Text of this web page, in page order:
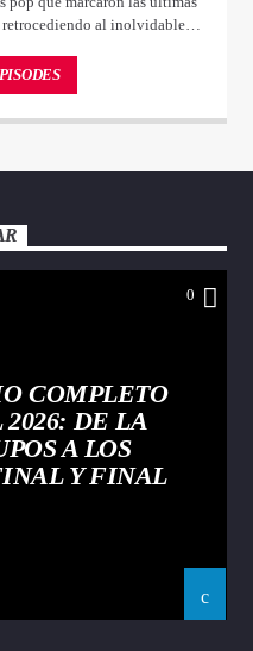
retrocediendo al inolvidable
0
COMPLETO
DE LA
A LOS
Y FINAL